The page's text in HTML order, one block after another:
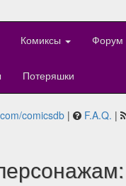
Комиксы Форум
Потеряшки
comicsdb | F.A.Q. |